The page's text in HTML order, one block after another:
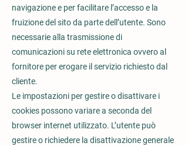
navigazione e per facilitare l’accesso e la
fruizione del sito da parte dell’utente. Sono
necessarie alla trasmissione di
comunicazioni su rete elettronica ovvero al
fornitore per erogare il servizio richiesto dal
cliente.
Le impostazioni per gestire o disattivare i
cookies possono variare a seconda del
browser internet utilizzato. L’utente può
gestire o richiedere la disattivazione generale